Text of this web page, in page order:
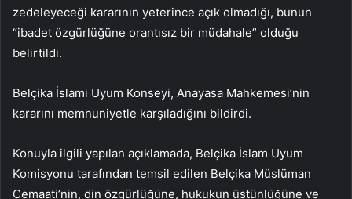
zedeleyeceği kararının yeterince açık olmadığı, bunun
“ibadet özgürlüğüne orantısız bir müdahale” olduğu
belirtildi.
Belçika İslami Uyum Konseyi, Anayasa Mahkemesi’nin
kararını memnuniyetle karşıladığını bildirdi.
Konuyla ilgili yapılan açıklamada, Belçika İslam Uyum
Komisyonu tarafından temsil edilen Belçika Müslüman
Cemaati’nin, din özgürlüğüne, hukukun üstünlüğüne ve